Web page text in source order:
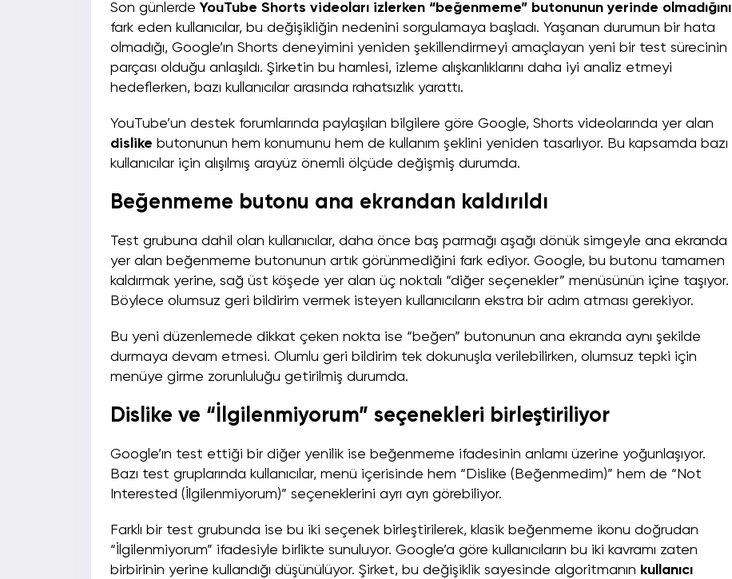
Son günlerde YouTube Shorts videoları izlerken “beğenmeme” butonunun yerinde olmadığını
fark eden kullanıcılar, bu değişikliğin nedenini sorgulamaya başladı. Yaşanan durumun bir hata
olmadığı, Google’ın Shorts deneyimini yeniden şekillendirmeyi amaçlayan yeni bir test sürecinin
parçası olduğu anlaşıldı. Şirketin bu hamlesi, izleme alışkanlıklarını daha iyi analiz etmeyi
hedeflerken, bazı kullanıcılar arasında rahatsızlık yarattı.
YouTube’un destek forumlarında paylaşılan bilgilere göre Google, Shorts videolarında yer alan
dislike butonunun hem konumunu hem de kullanım şeklini yeniden tasarlıyor. Bu kapsamda bazı
kullanıcılar için alışılmış arayüz önemli ölçüde değişmiş durumda.
Beğenmeme butonu ana ekrandan kaldırıldı
Test grubuna dahil olan kullanıcılar, daha önce baş parmağı aşağı dönük simgeyle ana ekranda
yer alan beğenmeme butonunun artık görünmediğini fark ediyor. Google, bu butonu tamamen
kaldırmak yerine, sağ üst köşede yer alan üç noktalı “diğer seçenekler” menüsünün içine taşıyor.
Böylece olumsuz geri bildirim vermek isteyen kullanıcıların ekstra bir adım atması gerekiyor.
Bu yeni düzenlemede dikkat çeken nokta ise “beğen” butonunun ana ekranda aynı şekilde
durmaya devam etmesi. Olumlu geri bildirim tek dokunuşla verilebilirken, olumsuz tepki için
menüye girme zorunluluğu getirilmiş durumda.
Dislike ve “İlgilenmiyorum” seçenekleri birleştiriliyor
Google’ın test ettiği bir diğer yenilik ise beğenmeme ifadesinin anlamı üzerine yoğunlaşıyor.
Bazı test gruplarında kullanıcılar, menü içerisinde hem “Dislike (Beğenmedim)” hem de “Not
Interested (İlgilenmiyorum)” seçeneklerini ayrı ayrı görebiliyor.
Farklı bir test grubunda ise bu iki seçenek birleştirilerek, klasik beğenmeme ikonu doğrudan
“İlgilenmiyorum” ifadesiyle birlikte sunuluyor. Google’a göre kullanıcıların bu iki kavramı zaten
birbirinin yerine kullandığı düşünülüyor. Şirket, bu değişiklik sayesinde algoritmanın kullanıcı